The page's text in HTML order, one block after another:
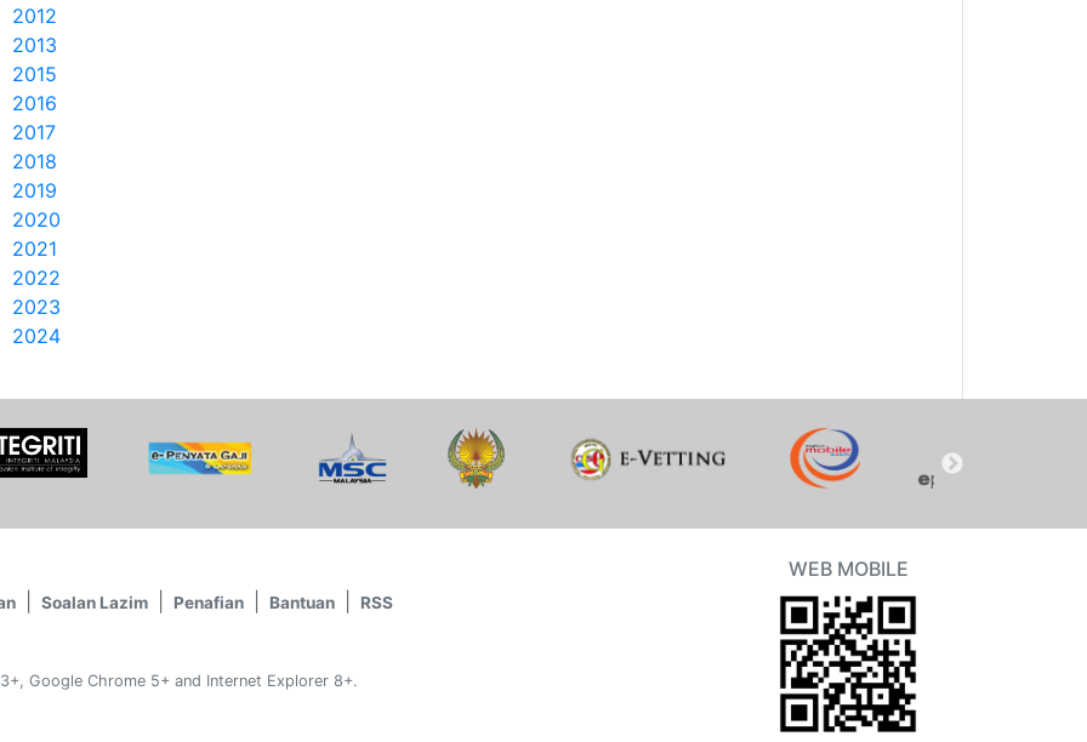
2012
2013
2015
2016
2017
2018
2019
2020
2021
2022
2023
2024
Soalan Lazim Penafian Bantuan RSS
Google Chrome 5+ and Internet Explorer 8+.
WEB MOBILE